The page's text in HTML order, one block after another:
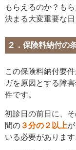
もらえるのか？も
決まる大変重要な日
２．保険料納付の
この保険料納付要
ガを原因とする障
件です。
初診日の前日に、
間の ３分の２以上
いる必要があります